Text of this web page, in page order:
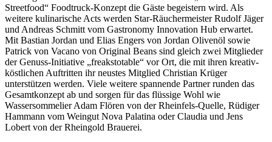
Streetfood“ Foodtruck-Konzept die Gäste begeistern wird. Als
weitere kulinarische Acts werden Star-Räuchermeister Rudolf Jäger
und Andreas Schmitt vom Gastronomy Innovation Hub erwartet.
Mit Bastian Jordan und Elias Engers von Jordan Olivenöl sowie
Patrick von Vacano von Original Beans sind gleich zwei Mitglieder
der Genuss-Initiative „freakstotable“ vor Ort, die mit ihren kreativ-
köstlichen Auftritten ihr neustes Mitglied Christian Krüger
unterstützen werden. Viele weitere spannende Partner runden das
Gesamtkonzept ab und sorgen für das flüssige Wohl wie
Wassersommelier Adam Flören von der Rheinfels-Quelle, Rüdiger
Hammann vom Weingut Nova Palatina oder Claudia und Jens
Lobert von der Rheingold Brauerei.